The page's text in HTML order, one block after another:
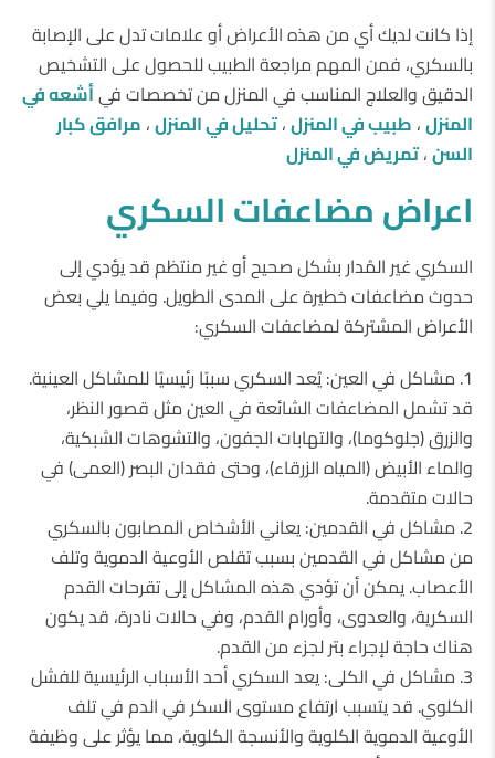
إذا كانت لديك أي من هذه الأعراض أو علامات تدل على الإصابة
بالسكري، فمن المهم مراجعة الطبيب للحصول على التشخيص
الدقيق والعلاج المناسب في المنزل من تخصصات فيأشعه في
المنزل، طبيب في المنزل،تحليل في المنزل، مرافق كبار
السن،تمريض في المنزل
اعراض مضاعفات السكري
السكري غير المُدار بشكل صحيح أو غير منتظم قد يؤدي إلى
حدوث مضاعفات خطيرة على المدى الطويل. وفيما يلي بعض
الأعراض المشتركة لمضاعفات السكري:
1. مشاكل في العين: يُعد السكري سببًا رئيسيًا للمشاكل العينية.
قد تشمل المضاعفات الشائعة في العين مثل قصور النظر،
والزرق (جلوكوما)، والتهابات الجفون، والتشوهات الشبكية،
والماء الأبيض (المياه الزرقاء)، وحتى فقدان البصر (العمى) في
حالات متقدمة.
2. مشاكل في القدمين: يعاني الأشخاص المصابون بالسكري
من مشاكل في القدمين بسبب تقلص الأوعية الدموية وتلف
الأعصاب. يمكن أن تؤدي هذه المشاكل إلى تقرحات القدم
السكرية، والعدوى، وأورام القدم، وفي حالات نادرة، قد يكون
هناك حاجة لإجراء بتر لجزء من القدم.
3. مشاكل في الكلى: يعد السكري أحد الأسباب الرئيسية للفشل
الكلوي. قد يتسبب ارتفاع مستوى السكر في الدم في تلف
الأوعية الدموية الكلوية والأنسجة الكلوية، مما يؤثر على وظيفة